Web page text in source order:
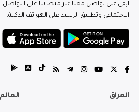
ابقى على تواصل معنا عبر منصاتنا على التواصل
الاجتماعي وتطبيق الرشيد على الهواتف الذكية.
العراق العالم